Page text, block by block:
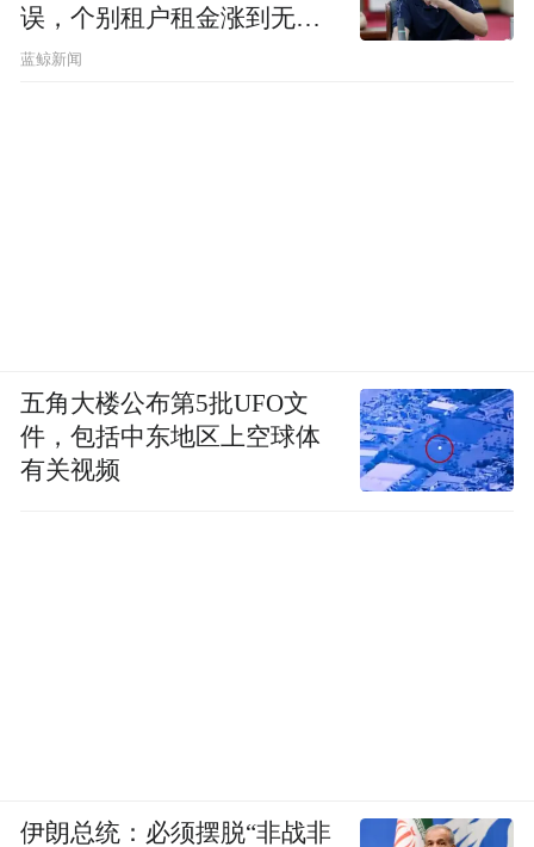
误，个别租户租金涨到无法
想象
蓝鲸新闻
五角大楼公布第5批UFO文
件，包括中东地区上空球体
有关视频
伊朗总统：必须摆脱“非战非